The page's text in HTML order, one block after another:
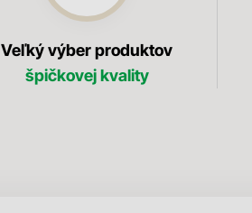
Veľký výber produktov
špičkovej kvality